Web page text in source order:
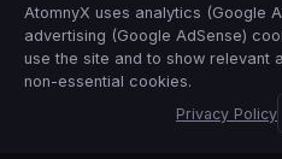
Нет — преобразование JPG в
качество, потерянное при
будет точной, безсжатой
ровно то, что содержит JPG,
ухудшения. Любые
AtomnyX uses analytics (Google
advertising (Google AdSense)
use the site and to show relevant
non-essential cookies.
Privacy Policy
View this site in English